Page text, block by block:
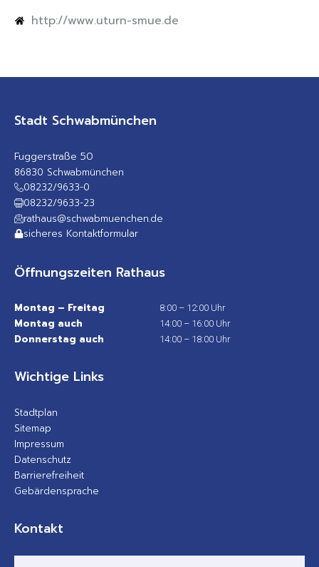
http://www.uturn-smue.de
Stadt Schwabmünchen
Fuggerstraße 50
86830 Schwabmünchen
08232/9633-0
08232/9633-23
rathaus@schwabmuenchen.de
sicheres Kontaktformular
Öffnungszeiten Rathaus
Montag – Freitag 8:00 – 12:00 Uhr
Montag auch 14:00 – 16:00 Uhr
Donnerstag auch 14:00 – 18:00 Uhr
Wichtige Links
Stadtplan
Sitemap
Impressum
Datenschutz
Barrierefreiheit
Gebärdensprache
Kontakt